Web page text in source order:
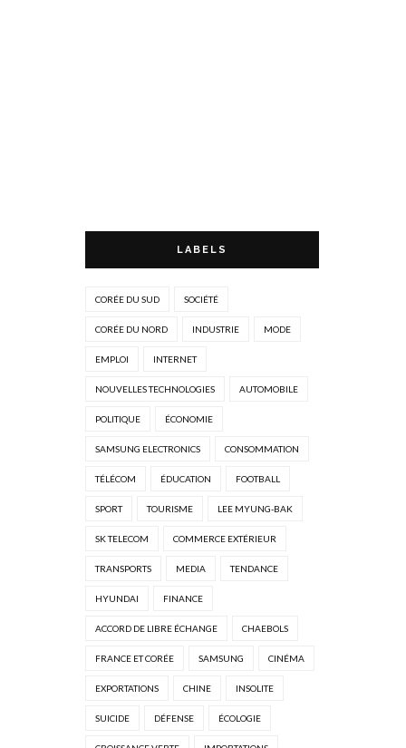
LABELS
CORÉE DU SUD SOCIÉTÉ
CORÉE DU NORD INDUSTRIE MODE
EMPLOI INTERNET
NOUVELLES TECHNOLOGIES AUTOMOBILE
POLITIQUE ÉCONOMIE
SAMSUNG ELECTRONICS CONSOMMATION
TÉLÉCOM ÉDUCATION FOOTBALL
SPORT TOURISME LEE MYUNG-BAK
SK TELECOM COMMERCE EXTÉRIEUR
TRANSPORTS MEDIA TENDANCE
HYUNDAI FINANCE
ACCORD DE LIBRE ÉCHANGE CHAEBOLS
FRANCE ET CORÉE SAMSUNG CINÉMA
EXPORTATIONS CHINE INSOLITE
SUICIDE DÉFENSE ÉCOLOGIE